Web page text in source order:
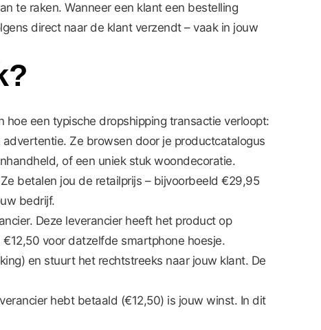
te raken. Wanneer een klant een bestelling
direct naar de klant verzendt – vaak in jouw
een typische dropshipping transactie verloopt:
Ze browsen door je productcatalogus
of een uniek stuk woondecoratie.
betalen jou de retailprijs – bijvoorbeeld €29,95
bedrijf.
Deze leverancier heeft het product op
voor datzelfde smartphone hoesje.
en stuurt het rechtstreeks naar jouw klant. De
hebt betaald (€12,50) is jouw winst. In dit